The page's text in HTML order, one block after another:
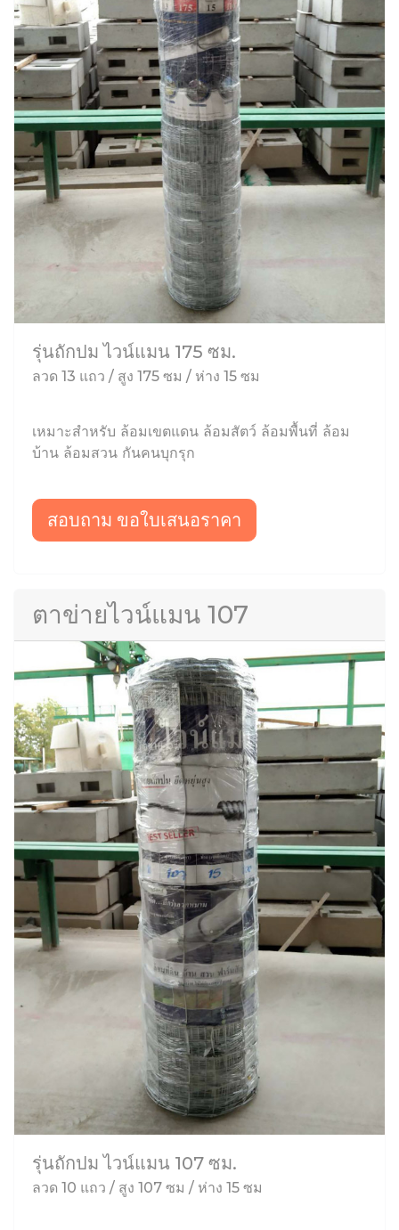
รุ่นถักปม ไวน์แมน 175 ซม.
ลวด 13 แถว / สูง 175 ซม / ห่าง 15 ซม
เหมาะสำหรับ ล้อมเขตแดน ล้อมสัตว์ ล้อมพื้นที่ ล้อม
บ้าน ล้อมสวน กันคนบุกรุก
สอบถาม ขอใบเสนอราคา
ตาข่ายไวน์แมน 107
รุ่นถักปม ไวน์แมน 107 ซม.
ลวด 10 แถว / สูง 107 ซม / ห่าง 15 ซม